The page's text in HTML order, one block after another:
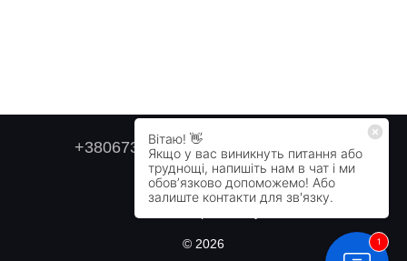
+380673179749 +380505478711
Контактна інформація
© 2026